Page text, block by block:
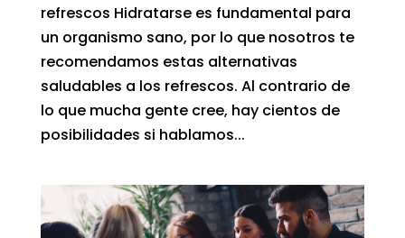
refrescos Hidratarse es fundamental para
un organismo sano, por lo que nosotros te
recomendamos estas alternativas
saludables a los refrescos. Al contrario de
lo que mucha gente cree, hay cientos de
posibilidades si hablamos...